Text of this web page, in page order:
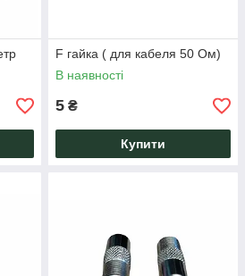
F гайка ( для кабеля 50 Ом)
В наявності
5 ₴
Купити